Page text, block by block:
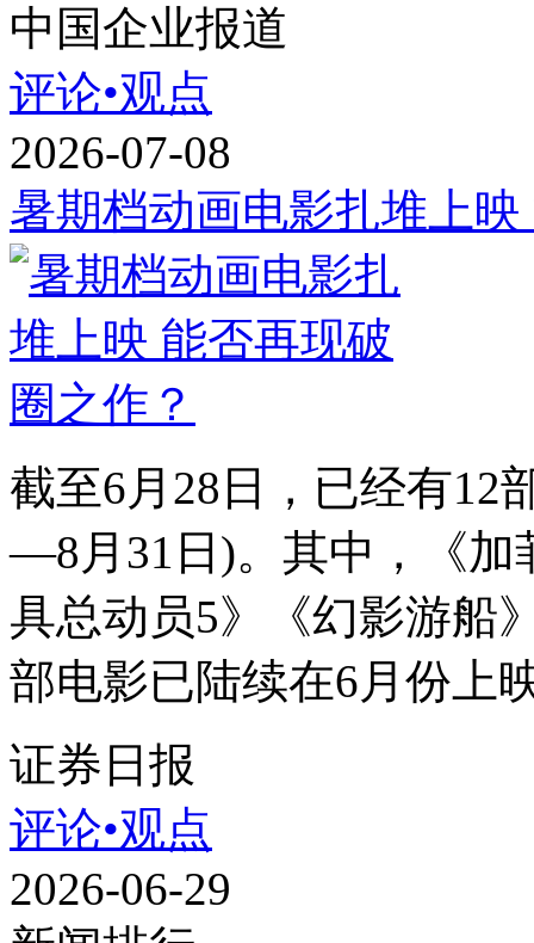
中国企业报道
评论•观点
2026-07-08
暑期档动画电影扎堆上
截至6月28日，已经有12
—8月31日)。其中，《加
具总动员5》《幻影游船
部电影已陆续在6月份上
证券日报
评论•观点
2026-06-29